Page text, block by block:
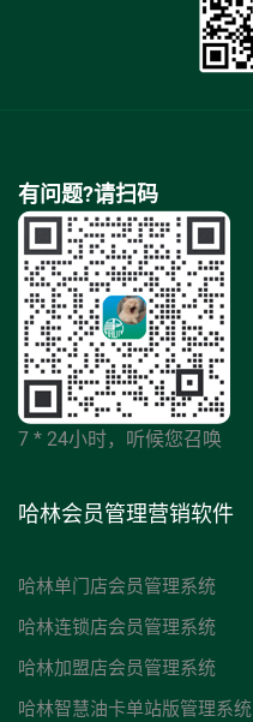
有问题?请扫码
7 * 24小时，听候您召唤
哈林会员管理营销软件
哈林单门店会员管理系统
哈林连锁店会员管理系统
哈林加盟店会员管理系统
哈林智慧油卡单站版管理系统